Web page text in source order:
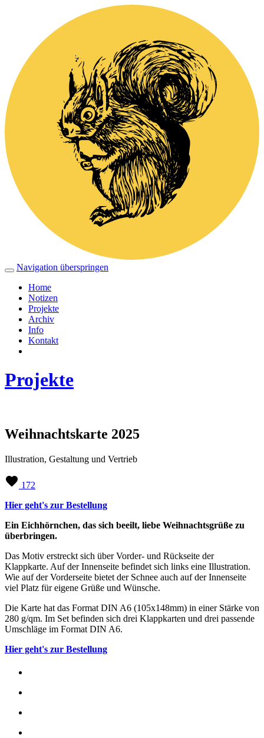
Navigation überspringen
Home
Notizen
Projekte
Archiv
Info
Kontakt
Projekte
Weihnachtskarte 2025
Illustration, Gestaltung und Vertrieb
172
Hier geht's zur Bestellung
Ein Eichhörnchen, das sich beeilt, liebe Weihnachtsgrüße zu
überbringen.
Das Motiv erstreckt sich über Vorder- und Rückseite der
Klappkarte. Auf der Innenseite befindet sich links eine Illustration.
Wie auf der Vorderseite bietet der Schnee auch auf der Innenseite
viel Platz für eigene Grüße und Wünsche.
Die Karte hat das Format DIN A6 (105x148mm) in einer Stärke von
280 g/qm. Im Set befinden sich drei Klappkarten und drei passende
Umschläge im Format DIN A6.
Hier geht's zur Bestellung